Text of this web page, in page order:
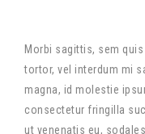
Morbi sagittis, sem
tortor, vel interdum mi
magna, id molestie
consectetur fringilla
ut venenatis eu,